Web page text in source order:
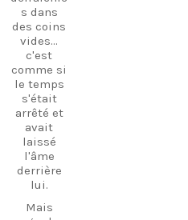
#VisitKos
#KosIslan
d
#GreekIsl
ands
#TravelGr
eece
Découvrir
Kos
Trésors
cachés
Vie à la
plage Vie
insulaire
s dans
des coins
vides...
c'est
comme si
le temps
s'était
arrêté et
avait
laissé
l'âme
derrière
lui.
Mais